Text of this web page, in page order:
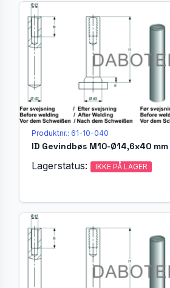
Produktnr.: 61-10-040
Lagerstatus: IKKE PÅ LAGER